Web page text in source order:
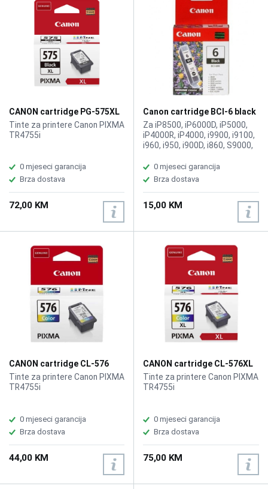
CANON cartridge PG-575XL
Black
Tinte za printere Canon PIXMA
TR4755i
0 mjeseci garancija
Brza dostava
72,00 KM
Canon cartridge BCI-6 black
Za iP8500, iP6000D, iP5000,
iP4000R, iP4000, i9900, i9100,
i960, i950, i900D, i860, S9000,
S830D, 820D, S820, S800, BJC
8200, oko 280 stranica
0 mjeseci garancija
Brza dostava
15,00 KM
CANON cartridge CL-576
Color
Tinte za printere Canon PIXMA
TR4755i
0 mjeseci garancija
Brza dostava
44,00 KM
CANON cartridge CL-576XL
Color
Tinte za printere Canon PIXMA
TR4755i
0 mjeseci garancija
Brza dostava
75,00 KM